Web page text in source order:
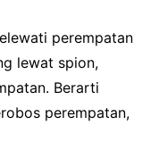
perempatan
lewat spion,
Berarti
perempatan,